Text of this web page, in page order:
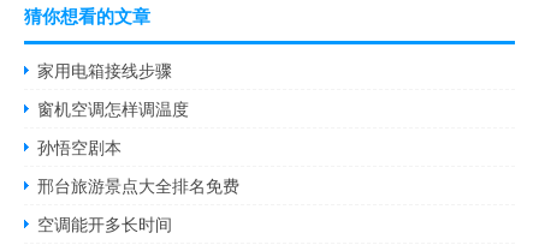
猜你想看的文章
家用电箱接线步骤
窗机空调怎样调温度
孙悟空剧本
邢台旅游景点大全排名免费
空调能开多长时间